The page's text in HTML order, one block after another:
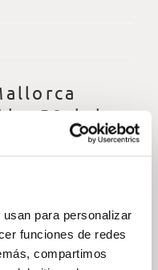
para personalizar
funciones de redes
compartimos
59club